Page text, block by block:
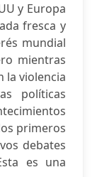
y Europa
fresca y
mundial
mientras
la violencia
políticas
primeros
debates
es una